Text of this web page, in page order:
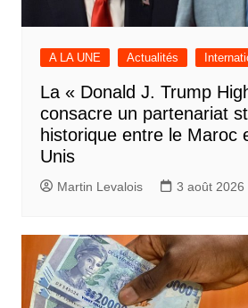
A LA UNE Actualités
La « Donald J. Trump
consacre un partenariat
historique entre le Maroc
Unis
Martin Levalois 3 août 2026